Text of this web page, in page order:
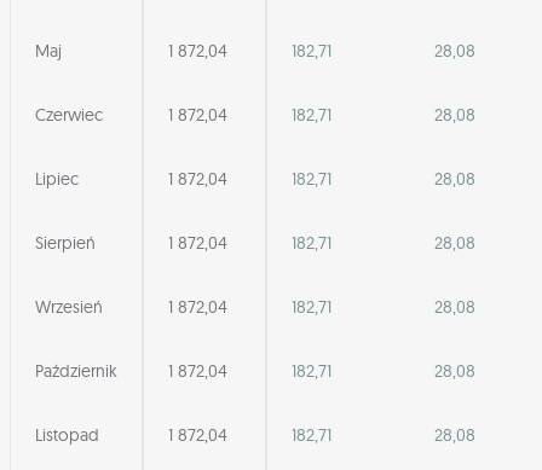
Maj 1 872,04 182,71 28,08
Czerwiec 1 872,04 182,71 28,08
Lipiec 1 872,04 182,71 28,08
Sierpień 1 872,04 182,71 28,08
Wrzesień 1 872,04 182,71 28,08
Październik 1 872,04 182,71 28,08
Listopad 1 872,04 182,71 28,08